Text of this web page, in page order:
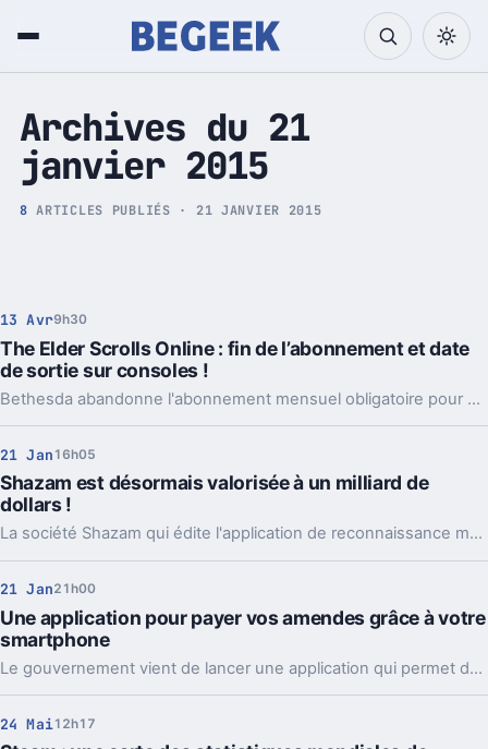
Tech et Pop culture
Archives du 21
janvier 2015
8 ARTICLES PUBLIÉS · 21 JANVIER 2015
13 Avr9h30
The Elder Scrolls Online : fin de l’abonnement et date
de sortie sur consoles !
Bethesda abandonne l'abonnement mensuel obligatoire pour The Elder Scrolls Online et annonce la date de sortie du jeu sur Xbox One et PS4.
21 Jan 16h05
Shazam est désormais valorisée à un milliard de
dollars !
La société Shazam qui édite l'application de reconnaissance musicale a annoncé avoir levé 30 millions de dollars ce matin.
21 Jan21h00
Une application pour payer vos amendes grâce à votre
smartphone
Le gouvernement vient de lancer une application qui permet de payer ses PV directement sur un smartphone.
24 Mai12h17